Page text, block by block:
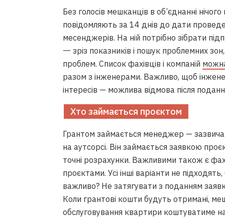
Без голосів мешканців в об’єднанні
повідомляють за 14 днів до дати
месенджерів. На ній потрібно зібрати
一 зріз показників і пошук проблемних
проблем. Список фахівців і компаній
разом з інженерами. Важливо, щоб
інтересів — можлива відмова після
Хто займається проєктом
Грантом займається менеджер —
на аутсорсі. Він займається заявкою
точні розрахунки. Важливими також є
проєктами. Усі інші варіанти не
важливо? Не затягувати з поданням
Коли грантові кошти будуть отримані,
обслуговування квартири коштуватиме